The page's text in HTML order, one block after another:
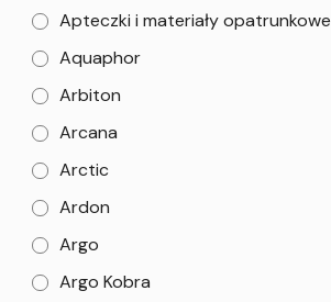
Apteczki i materiały opatrunkowe
Aquaphor
Arbiton
Arcana
Arctic
Ardon
Argo
Argo Kobra